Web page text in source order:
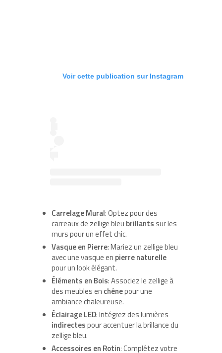
Voir cette publication sur Instagram
Carrelage Mural: Optez pour des
carreaux de zellige bleu brillants sur les
murs pour un effet chic.
Vasque en Pierre: Mariez un zellige bleu
avec une vasque en pierre naturelle
pour un look élégant.
Éléments en Bois: Associez le zellige à
des meubles en chênepour une
ambiance chaleureuse.
Éclairage LED: Intégrez des lumières
indirectespour accentuer la brillance du
zellige bleu.
Accessoires en Rotin: Complétez votre